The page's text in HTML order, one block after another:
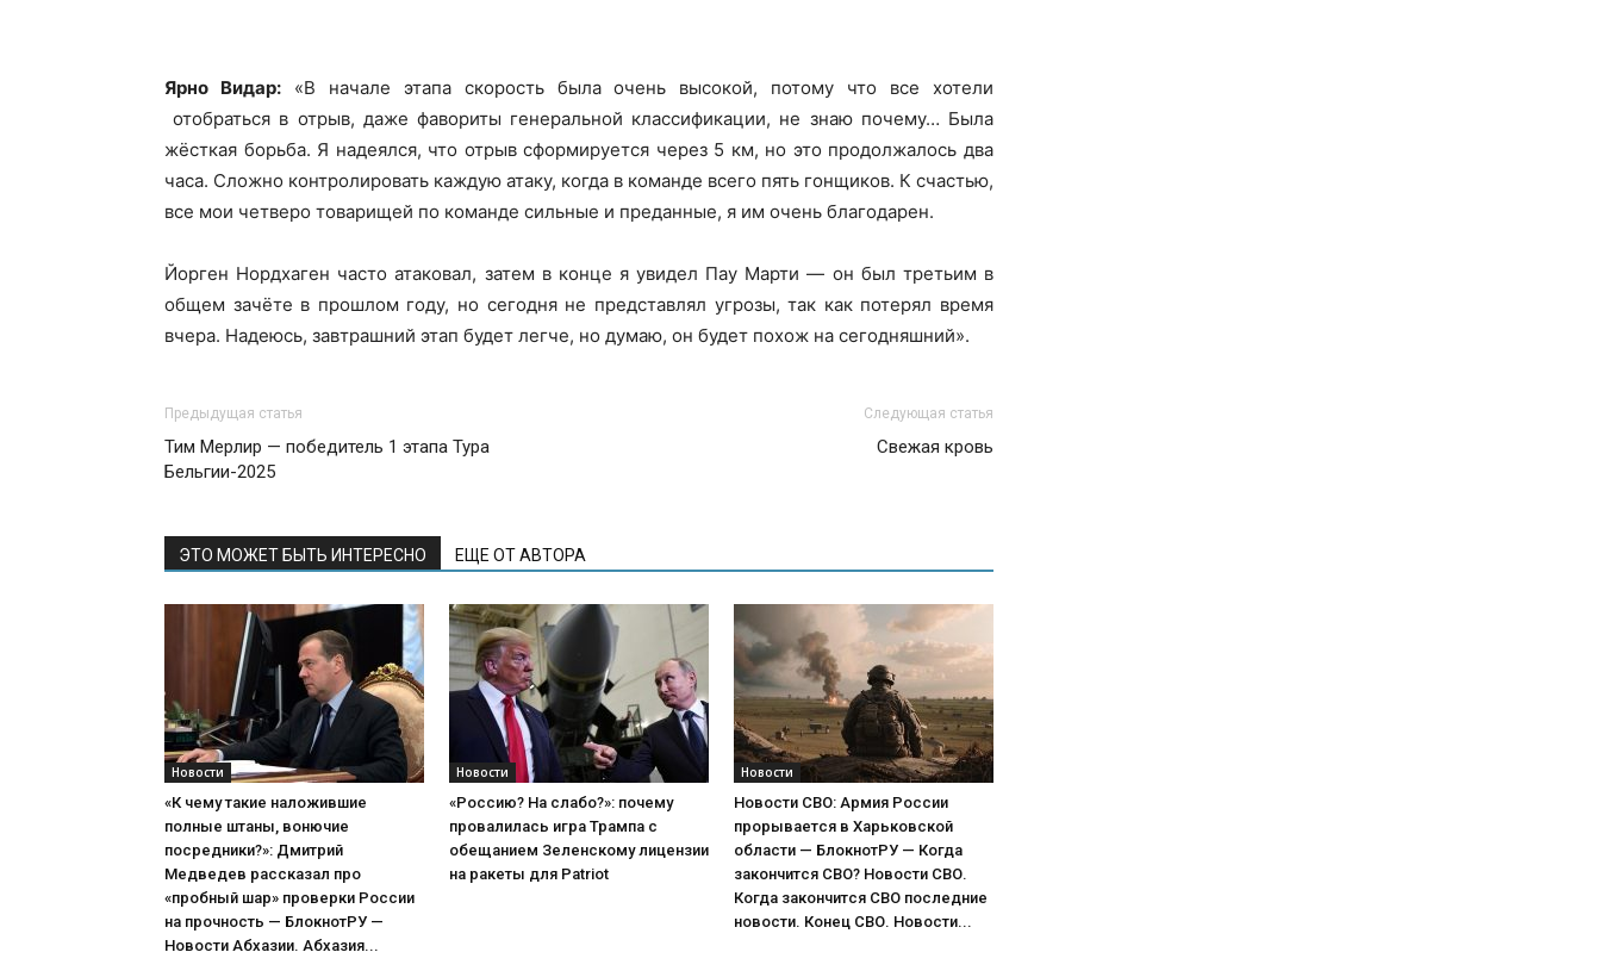
Ярно Видар:«В начале этапа скорость была очень высокой, потому что все хотели
отобраться в отрыв, даже фавориты генеральной классификации, не знаю почему… Была
жёсткая борьба. Я надеялся, что отрыв сформируется через 5 км, но это продолжалось два
часа. Сложно контролировать каждую атаку, когда в команде всего пять гонщиков. К счастью,
все мои четверо товарищей по команде сильные и преданные, я им очень благодарен.
Йорген Нордхаген часто атаковал, затем в конце я увидел Пау Марти — он был третьим в
общем зачёте в прошлом году, но сегодня не представлял угрозы, так как потерял время
вчера. Надеюсь, завтрашний этап будет легче, но думаю, он будет похож на сегодняшний».
Предыдущая статья
Тим Мерлир — победитель 1 этапа Тура
Бельгии-2025
Следующая статья
Свежая кровь
ЭТО МОЖЕТ БЫТЬ ИНТЕРЕСНО ЕЩЕ ОТ АВТОРА
Новости
«К чему такие наложившие
полные штаны, вонючие
посредники?»: Дмитрий
Медведев рассказал про
«пробный шар» проверки России
на прочность — БлокнотРУ —
Новости Абхазии. Абхазия...
Новости
«Россию? На слабо?»: почему
провалилась игра Трампа с
обещанием Зеленскому лицензии
на ракеты для Patriot
Новости
Новости СВО: Армия России
прорывается в Харьковской
области — БлокнотРУ — Когда
закончится СВО? Новости СВО.
Когда закончится СВО последние
новости. Конец СВО. Новости...